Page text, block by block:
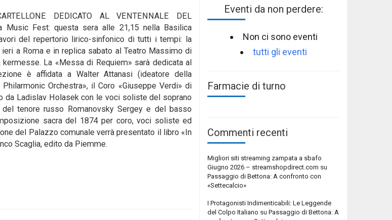
DEDICATO AL VENTENNALE DEL
Music Fest: questa sera alle 21,15 nella Basilica
del repertorio lirico-sinfonico di tutti i tempi: la
a Roma e in replica sabato al Teatro Massimo di
La «Messa di Requiem» sarà dedicata al
è affidata a Walter Attanasi (ideatore della
Orchestra», il Coro «Giuseppe Verdi» di
da Ladislav Holasek con le voci soliste del soprano
tenore russo Romanovsky Sergey e del basso
sacra del 1874 per coro, voci soliste ed
del Palazzo comunale verrà presentato il libro «In
Scaglia, edito da Piemme.
Eventi da non perdere:
Non ci sono eventi
tutti gli eventi
Farmacie di turno
Commenti recenti
Migliori siti streaming zampata a sbafo
Giugno 2026 – streamshopdirect.com su
Passaggio di Bettona: A confronto con
«Settecalcio»
I Protagonisti Indimenticabili: Le Leggende
del Colpo Italiano su Passaggio di Bettona: A